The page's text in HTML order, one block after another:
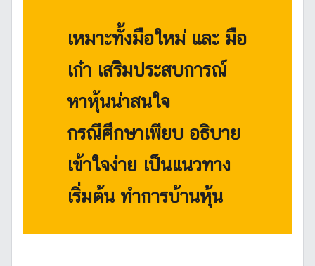
เหมาะทั้งมือใหม่ และ มือ
เก๋า เสริมประสบการณ์
หาหุ้นน่าสนใจ
กรณีศึกษาเพียบ อธิบาย
เข้าใจง่าย เป็นแนวทาง
เริ่มต้น ทำการบ้านหุ้น